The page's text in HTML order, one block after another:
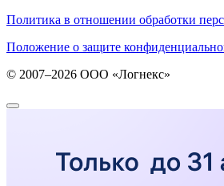
Политика в отношении обработки
Положение о защите
© 2007–2026 ООО «Логнекс»